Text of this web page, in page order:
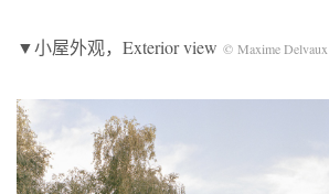
▼小屋外观，Exterior view © Maxime Delvaux